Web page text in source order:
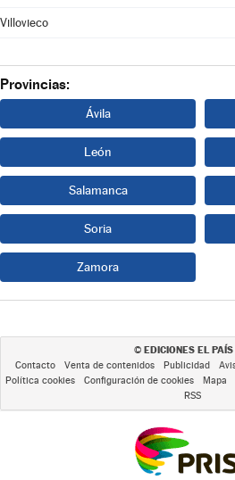
Villovieco
Provincias:
Ávila
León
Salamanca
Soria
Zamora
© EDICIONES EL
Contacto Venta de contenidos Publicidad
Política cookies
Configuración de cookies Mapa
RSS